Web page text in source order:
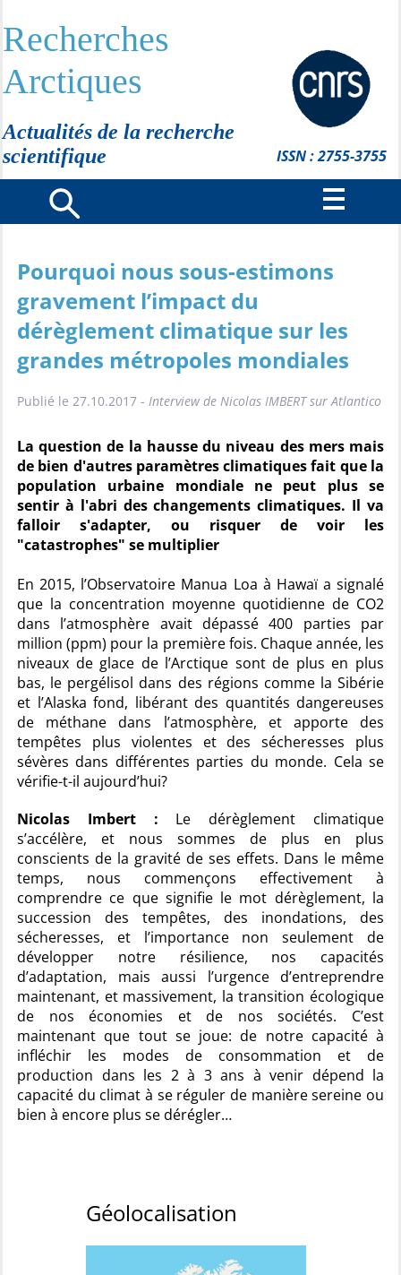
Recherches
Arctiques
Actualités de la recherche
scientifique
ISSN : 2755-3755
Pourquoi nous sous-estimons
gravement l’impact du
dérèglement climatique sur les
grandes métropoles mondiales
Publié le 27.10.2017 - Interview de Nicolas IMBERT sur Atlantico
La question de la hausse du niveau des mers mais
de bien d'autres paramètres climatiques fait que la
population urbaine mondiale ne peut plus se
sentir à l'abri des changements climatiques. Il va
falloir s'adapter, ou risquer de voir les
"catastrophes" se multiplier
En 2015, l’Observatoire Manua Loa à Hawaï a signalé
que la concentration moyenne quotidienne de CO2
dans l’atmosphère avait dépassé 400 parties par
million (ppm) pour la première fois. Chaque année, les
niveaux de glace de l’Arctique sont de plus en plus
bas, le pergélisol dans des régions comme la Sibérie
et l’Alaska fond, libérant des quantités dangereuses
de méthane dans l’atmosphère, et apporte des
tempêtes plus violentes et des sécheresses plus
sévères dans différentes parties du monde. Cela se
vérifie-t-il aujourd’hui?
Nicolas Imbert : Le dérèglement climatique
s’accélère, et nous sommes de plus en plus
conscients de la gravité de ses effets. Dans le même
temps, nous commençons effectivement à
comprendre ce que signifie le mot dérèglement, la
succession des tempêtes, des inondations, des
sécheresses, et l’importance non seulement de
développer notre résilience, nos capacités
d’adaptation, mais aussi l’urgence d’entreprendre
maintenant, et massivement, la transition écologique
de nos économies et de nos sociétés. C’est
maintenant que tout se joue: de notre capacité à
infléchir les modes de consommation et de
production dans les 2 à 3 ans à venir dépend la
capacité du climat à se réguler de manière sereine ou
bien à encore plus se dérégler…
Géolocalisation